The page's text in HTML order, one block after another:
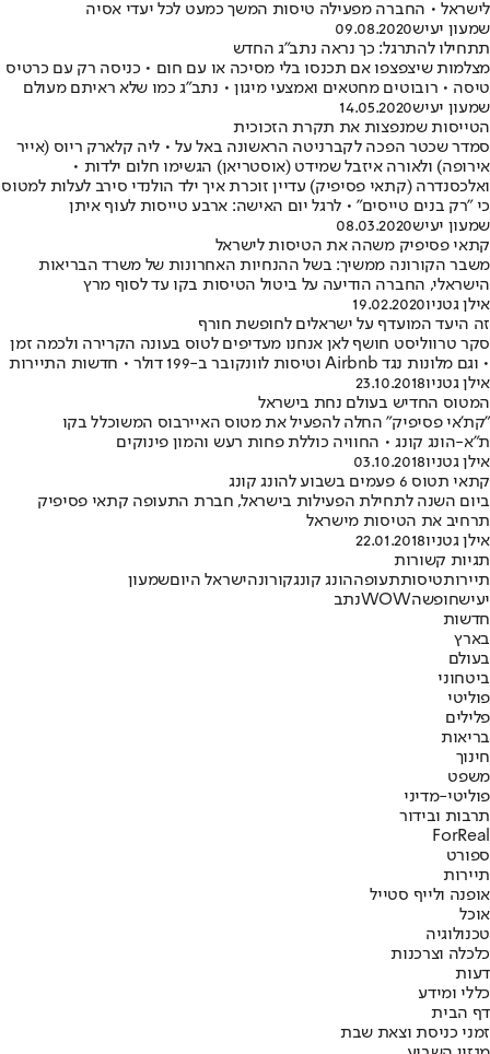
לישראל • החברה מפעילה טיסות המשך כמעט לכל יעדי אסיה
שמעון יעיש09.08.2020
תתחילו להתרגל: כך נראה נתב"ג החדש
מצלמות שיצפצפו אם תכנסו בלי מסיכה או עם חום • כניסה רק עם כרטיס
טיסה • רובוטים מחטאים ואמצעי מיגון • נתב"ג כמו שלא ראיתם מעולם
שמעון יעיש14.05.2020
הטייסות שמנפצות את תקרת הזכוכית
סמדר שכטר הפכה לקברניטה הראשונה באל על • ליה קלארק ריוס (אייר
אירופה) ולאורה איזבל שמידט (אוסטריאן) הגשימו חלום ילדות •
ואלכסנדרה (קתאי פסיפיק) עדיין זוכרת איך ילד הולנדי סירב לעלות למטוס
כי "רק בנים טייסים" • לרגל יום האישה: ארבע טייסות לעוף איתן
שמעון יעיש08.03.2020
קתאי פסיפיק משהה את הטיסות לישראל
משבר הקורונה ממשיך: בשל ההנחיות האחרונות של משרד הבריאות
הישראלי, החברה הודיעה על ביטול הטיסות בקו עד לסוף מרץ
אילן גטניו19.02.2020
זה היעד המועדף על ישראלים לחופשת חורף
סקר טרווליסט חושף לאן אנחנו מעדיפים לטוס בעונה הקרירה ולכמה זמן
• וגם מלונות נגד Airbnb וטיסות לוונקובר ב-199 דולר • חדשות התיירות
אילן גטניו23.10.2018
המטוס החדיש בעולם נחת בישראל
"קת'אי פסיפיק" החלה להפעיל את מטוס האיירבוס המשוכלל בקו
ת"א-הונג קונג • החוויה כוללת פחות רעש והמון פינוקים
אילן גטניו03.10.2018
קתאי תטוס 6 פעמים בשבוע להונג קונג
ביום השנה לתחילת הפעילות בישראל, חברת התעופה קתאי פסיפיק
תרחיב את הטיסות מישראל
אילן גטניו22.01.2018
תגיות קשורות
תיירותטיסותתעופההונג קונגקורונהישראל היוםשמעון
יעישחופשהWOWנתב
חדשות
בארץ
בעולם
ביטחוני
פוליטי
פלילים
בריאות
חינוך
משפט
פוליטי-מדיני
תרבות ובידור
ForReal
ספורט
תיירות
אופנה ולייף סטייל
אוכל
טכנולוגיה
כלכלה וצרכנות
דעות
כללי ומידע
דף הבית
זמני כניסת וצאת שבת